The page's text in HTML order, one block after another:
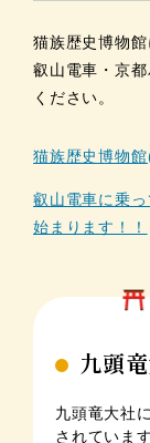
猫族歴史博物館
叡山電車・京
ください。
猫族歴史博物
叡山電車に乗
始まります！！
九頭
九頭竜大社
されています